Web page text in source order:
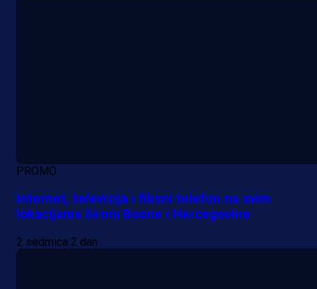
PROMO
Internet, televizija i fiksni telefon na svim
lokacijama širom Bosne i Hercegovine
2 sedmica 2 dan